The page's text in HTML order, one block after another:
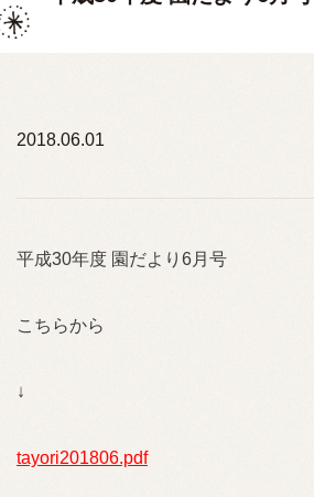
2018.06.01
平成30年度 園だより6月号
こちらから
↓
tayori201806.pdf